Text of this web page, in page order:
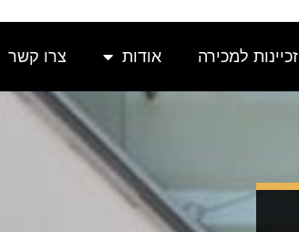
זכיינות למכירה אודות צרו קשר